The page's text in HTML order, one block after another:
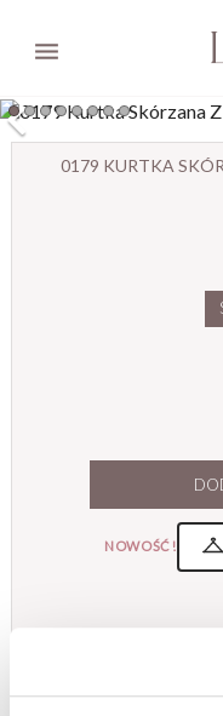

0179 KURTKA
NOWOŚĆ!
Kurtka to